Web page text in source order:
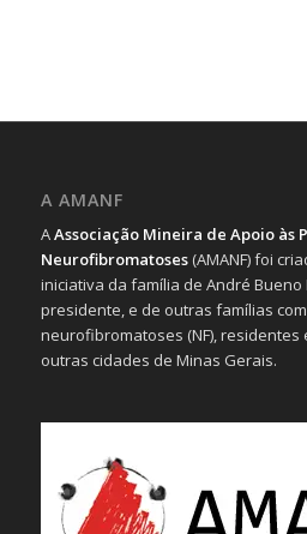
A AMANF
AAssociação Mineira de Apoio às
Neurofibromatoses(AMANF) foi
iniciativa da família de André
presidente, e de outras famílias
neurofibromatoses (NF), residentes
outras cidades de Minas Gerais.